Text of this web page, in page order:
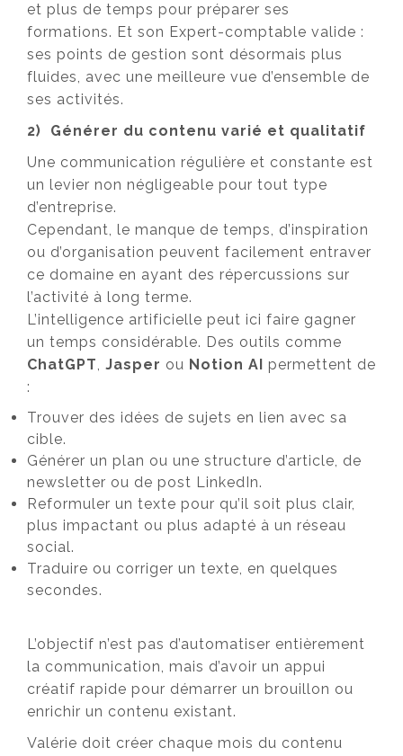
et plus de temps pour préparer ses
formations. Et son Expert-comptable valide :
ses points de gestion sont désormais plus
fluides, avec une meilleure vue d’ensemble de
ses activités.
2) Générer du contenu varié et qualitatif
Une communication régulière et constante est
un levier non négligeable pour tout type
d’entreprise.
Cependant, le manque de temps, d’inspiration
ou d’organisation peuvent facilement entraver
ce domaine en ayant des répercussions sur
l’activité à long terme.
L’intelligence artificielle peut ici faire gagner
un temps considérable. Des outils comme
ChatGPT, Jasper ou Notion AI permettent de
:
Trouver des idées de sujets en lien avec sa
cible.
Générer un plan ou une structure d’article, de
newsletter ou de post LinkedIn.
Reformuler un texte pour qu’il soit plus clair,
plus impactant ou plus adapté à un réseau
social.
Traduire ou corriger un texte, en quelques
secondes.
L’objectif n’est pas d’automatiser entièrement
la communication, mais d’avoir un appui
créatif rapide pour démarrer un brouillon ou
enrichir un contenu existant.
Valérie doit créer chaque mois du contenu